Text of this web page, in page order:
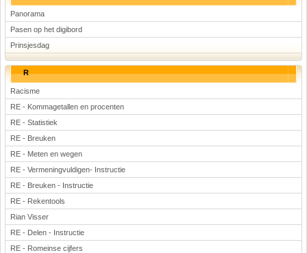
Panorama
Pasen op het digibord
Prinsjesdag
R
Racisme
RE - Kommagetallen en procenten
RE - Statistiek
RE - Breuken
RE - Meten en wegen
RE - Vermeningvuldigen- Instructie
RE - Breuken - Instructie
RE - Rekentools
Rian Visser
RE - Delen - Instructie
RE - Romeinse cijfers